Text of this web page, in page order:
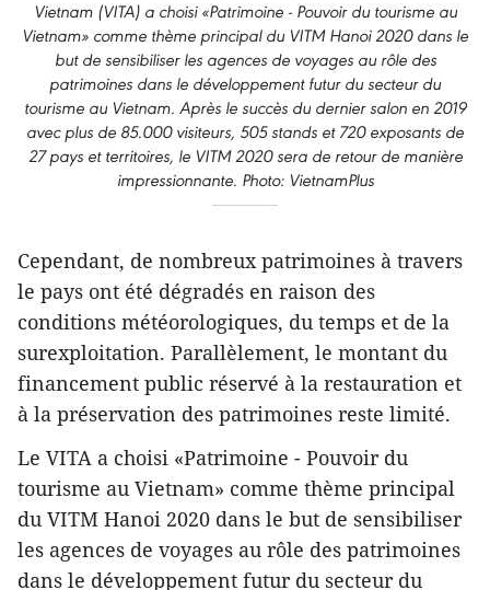
Vietnam (VITA) a choisi «Patrimoine - Pouvoir du tourisme au
Vietnam» comme thème principal du VITM Hanoi 2020 dans le
but de sensibiliser les agences de voyages au rôle des
patrimoines dans le développement futur du secteur du
tourisme au Vietnam. Après le succès du dernier salon en 2019
avec plus de 85.000 visiteurs, 505 stands et 720 exposants de
27 pays et territoires, le VITM 2020 sera de retour de manière
impressionnante. Photo: VietnamPlus
Cependant, de nombreux patrimoines à travers
le pays ont été dégradés en raison des
conditions météorologiques, du temps et de la
surexploitation. Parallèlement, le montant du
financement public réservé à la restauration et
à la préservation des patrimoines reste limité.
Le VITA a choisi «Patrimoine - Pouvoir du
tourisme au Vietnam» comme thème principal
du VITM Hanoi 2020 dans le but de sensibiliser
les agences de voyages au rôle des patrimoines
dans le développement futur du secteur du